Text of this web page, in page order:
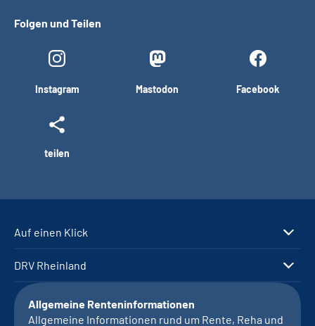
Folgen und Teilen
Instagram Mastodon Facebook
teilen
Auf einen Klick
DRV Rheinland
Allgemeine Renteninformationen
Allgemeine Informationen rund um Rente, Reha und